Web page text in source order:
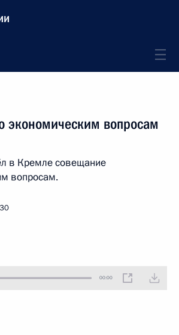
экономическим вопросам
в Кремле совещание
вопросам.
00:00